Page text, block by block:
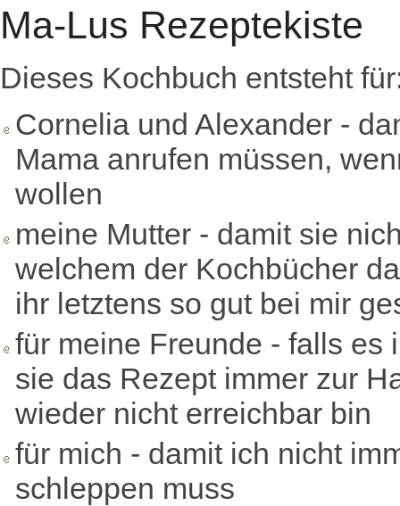
Ma-Lus Rezeptekiste
Dieses Kochbuch entsteht
Cornelia und Alexander -
Mama anrufen müssen,
wollen
meine Mutter - damit sie
welchem der Kochbücher
ihr letztens so gut bei mir
für meine Freunde - falls es
sie das Rezept immer zur
wieder nicht erreichbar bin
für mich - damit ich nicht
schleppen muss